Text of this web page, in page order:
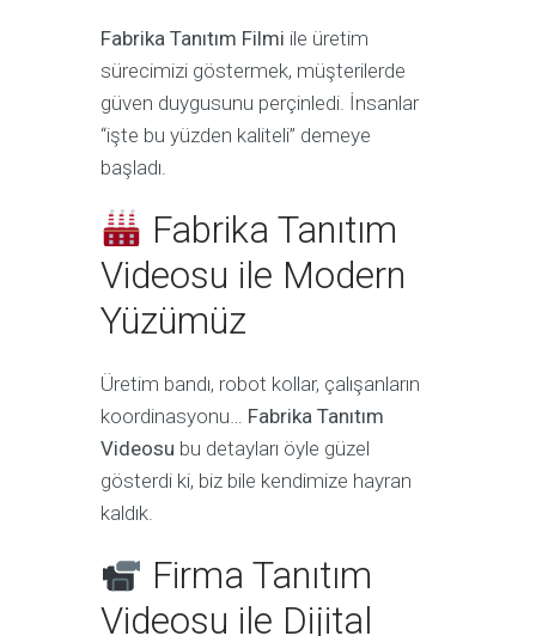
Fabrika Tanıtım Filmi ile üretim
sürecimizi göstermek, müşterilerde
güven duygusunu perçinledi. İnsanlar
“işte bu yüzden kaliteli” demeye
başladı.
Fabrika Tanıtım
Videosu ile Modern
Yüzümüz
Üretim bandı, robot kollar, çalışanların
koordinasyonu… Fabrika Tanıtım
Videosu bu detayları öyle güzel
gösterdi ki, biz bile kendimize hayran
kaldık.
Firma Tanıtım
Videosu ile Dijital